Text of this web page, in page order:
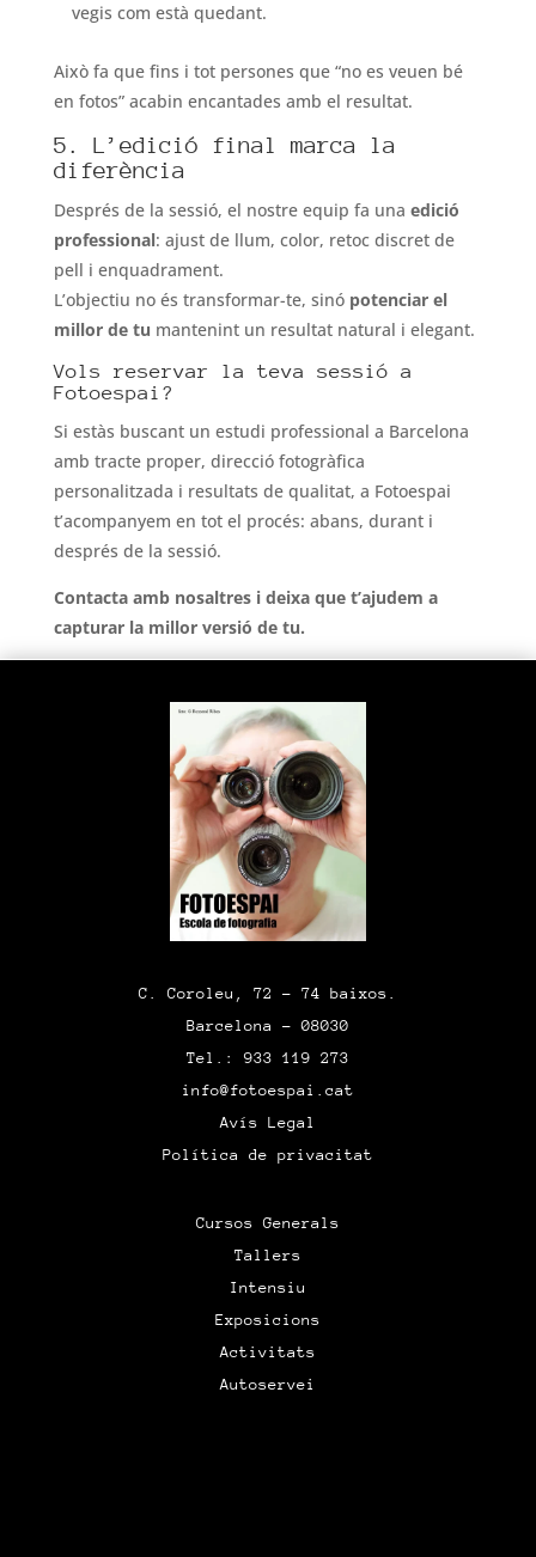
vegis com està quedant.
Això fa que fins i tot persones que “no es veuen bé
en fotos” acabin encantades amb el resultat.
5. L’edició final marca la
diferència
Després de la sessió, el nostre equip fa una edició
professional: ajust de llum, color, retoc discret de
pell i enquadrament.
L’objectiu no és transformar-te, sinó potenciar el
millor de tu mantenint un resultat natural i elegant.
Vols reservar la teva sessió a
Fotoespai?
Si estàs buscant un estudi professional a Barcelona
amb tracte proper, direcció fotogràfica
personalitzada i resultats de qualitat, a Fotoespai
t’acompanyem en tot el procés: abans, durant i
després de la sessió.
Contacta amb nosaltres i deixa que t’ajudem a
capturar la millor versió de tu.
C. Coroleu, 72 – 74 baixos.
Barcelona – 08030
Tel.: 933 119 273
info@fotoespai.cat
Avís Legal
Política de privacitat
Cursos Generals
Tallers
Intensiu
Exposicions
Activitats
Autoservei